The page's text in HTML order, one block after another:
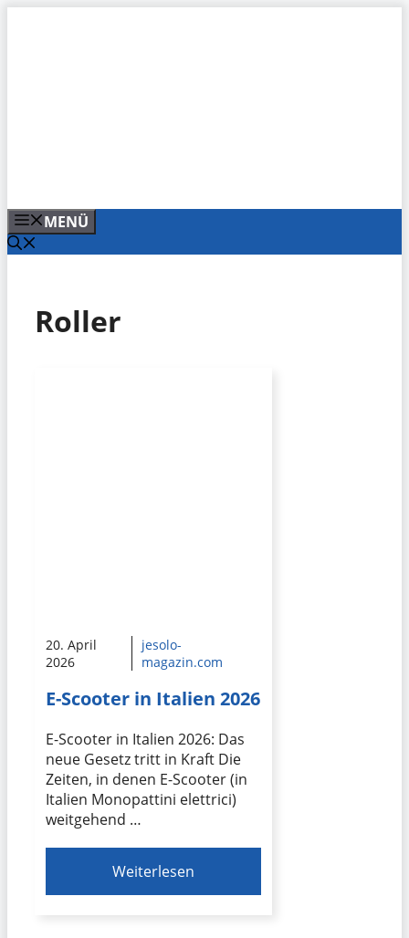
MENÜ
Roller
20. April
2026
jesolo-
magazin.com
E-Scooter in Italien 2026
E-Scooter in Italien 2026: Das
neue Gesetz tritt in Kraft Die
Zeiten, in denen E-Scooter (in
Italien Monopattini elettrici)
weitgehend …
Weiterlesen